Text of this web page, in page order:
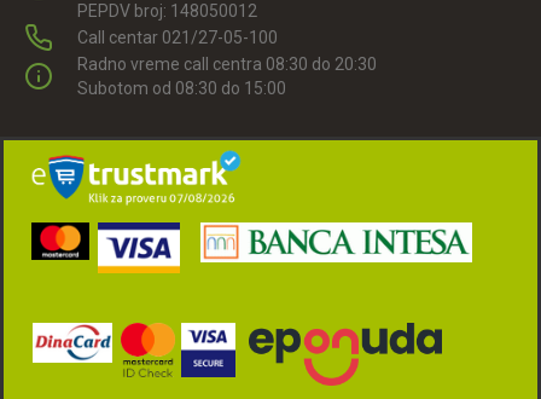
PEPDV broj: 148050012
Call centar 021/27-05-100
Radno vreme call centra 08:30 do 20:30
Subotom od 08:30 do 15:00